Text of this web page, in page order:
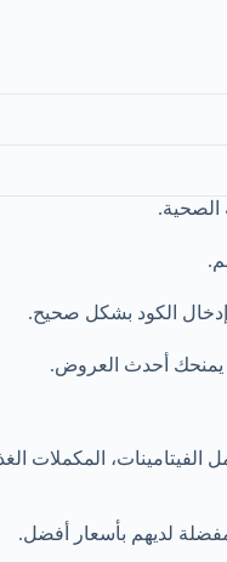
الصحية.
إدخال الكود بشكل صحيح.
يمنحك أحدث العروض.
المكملات
لديهم بأسعار أفضل.